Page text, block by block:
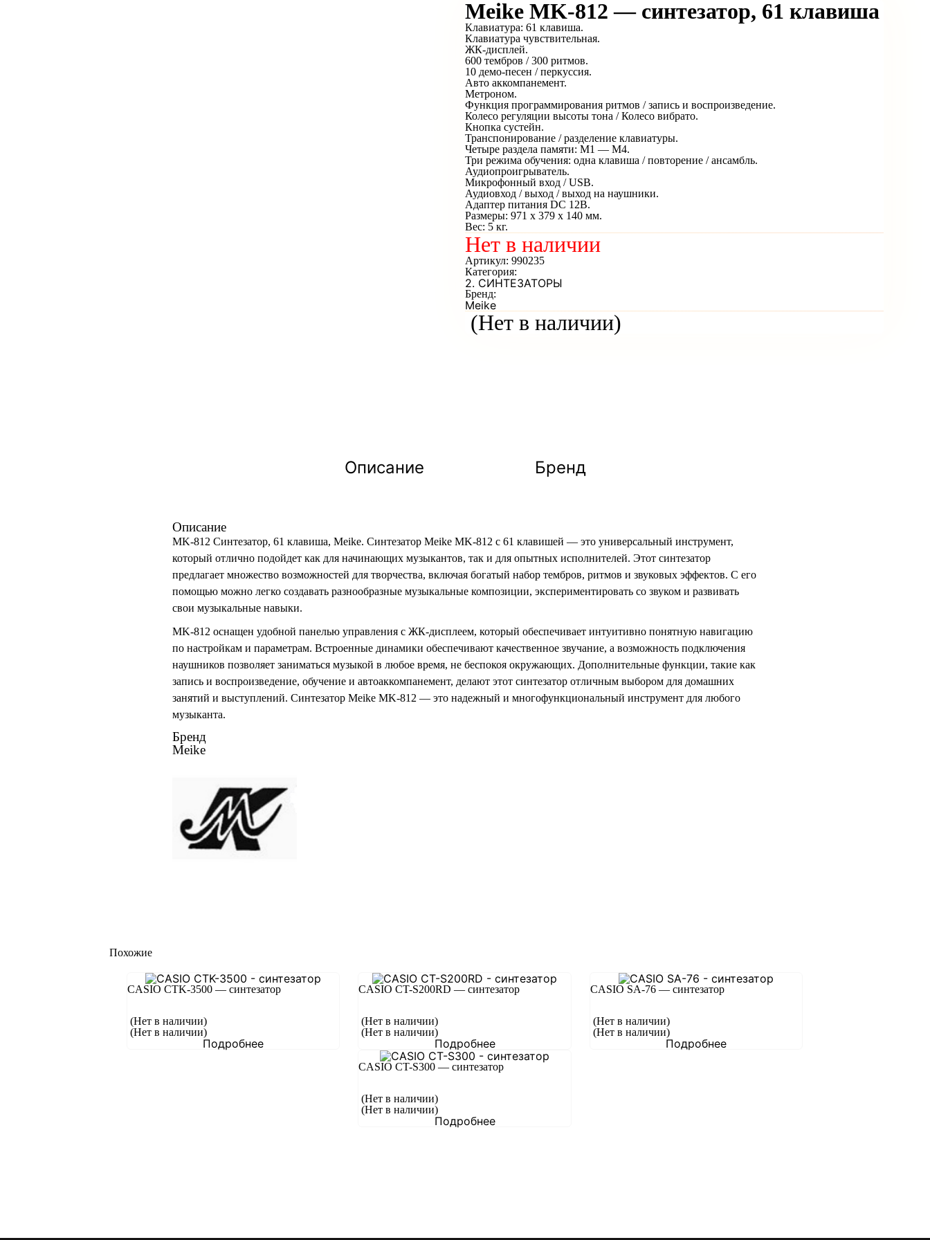
Meike MK-812 — синтезатор, 61 клавиша
(Нет в наличии)
Клавиатура: 61 клавиша.
Клавиатура чувствительная.
ЖК-дисплей.
600 тембров / 300 ритмов.
10 демо-песен / перкуссия.
Авто аккомпанемент.
Метроном.
Функция программирования ритмов / запись и воспроизведение.
Колесо регуляции высоты тона / Колесо вибрато.
Кнопка сустейн.
Транспонирование / разделение клавиатуры.
Четыре раздела памяти: M1 — M4.
Три режима обучения: одна клавиша / повторение / ансамбль.
Аудиопроигрыватель.
Микрофонный вход / USB.
Аудиовход / выход / выход на наушники.
Адаптер питания DC 12В.
Размеры: 971 х 379 х 140 мм.
Вес: 5 кг.
Нет в наличии
Артикул: 990235
Категория:
2. СИНТЕЗАТОРЫ
Бренд:
Meike
Описание Бренд
Описание
MK-812 Синтезатор, 61 клавиша, Meike. Синтезатор Meike MK-812 с 61 клавишей — это универсальный инструмент,
который отлично подойдет как для начинающих музыкантов, так и для опытных исполнителей. Этот синтезатор
предлагает множество возможностей для творчества, включая богатый набор тембров, ритмов и звуковых эффектов. С его
помощью можно легко создавать разнообразные музыкальные композиции, экспериментировать со звуком и развивать
свои музыкальные навыки.
MK-812 оснащен удобной панелью управления с ЖК-дисплеем, который обеспечивает интуитивно понятную навигацию
по настройкам и параметрам. Встроенные динамики обеспечивают качественное звучание, а возможность подключения
наушников позволяет заниматься музыкой в любое время, не беспокоя окружающих. Дополнительные функции, такие как
запись и воспроизведение, обучение и автоаккомпанемент, делают этот синтезатор отличным выбором для домашних
занятий и выступлений. Синтезатор Meike MK-812 — это надежный и многофункциональный инструмент для любого
музыканта.
Бренд
Meike
Похожие
CASIO CTK-3500 — синтезатор
(Нет в наличии)
(Нет в наличии)
Подробнее
CASIO CT-S200RD — синтезатор
(Нет в наличии)
(Нет в наличии)
Подробнее
CASIO SA-76 — синтезатор
(Нет в наличии)
(Нет в наличии)
Подробнее
CASIO CT-S300 — синтезатор
(Нет в наличии)
(Нет в наличии)
Подробнее